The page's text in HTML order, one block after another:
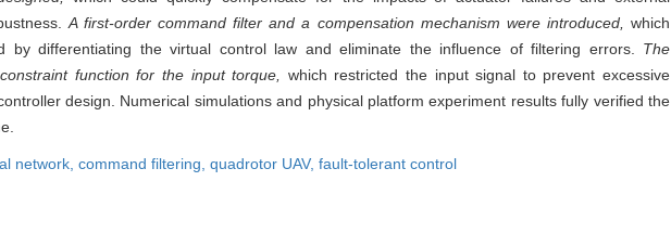
A first-order command filter and a compensation mechanism were introduced,
which
by differentiating the virtual control law and eliminate the influence of filtering errors. The
function for the input torque,
which restricted the input signal to prevent excessive
design. Numerical simulations and physical platform experiment results fully verified the
network, command filtering, quadrotor UAV, fault-tolerant control